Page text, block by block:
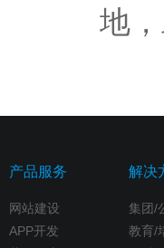
地
产品服务
网站建设
APP开发
解决
集团/
教育/